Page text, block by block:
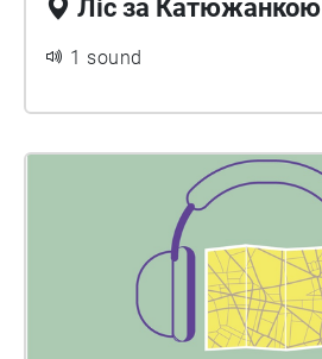
Ліс за Катюжанкою
1 sound